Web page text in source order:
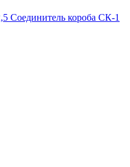
Соединитель короба СК-1